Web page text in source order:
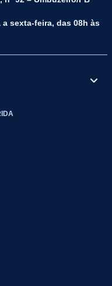
sexta-feira, das 08h às